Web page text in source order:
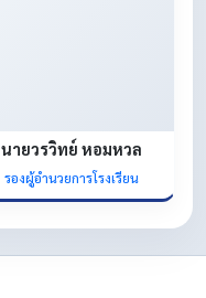
นายวรวิทย์ หอมหวล
รองผู้อำนวยการโรงเรียน